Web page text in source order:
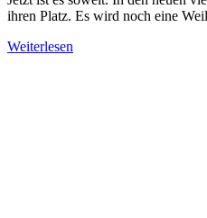
ihren Platz. Es wird noch eine
Weiterlesen